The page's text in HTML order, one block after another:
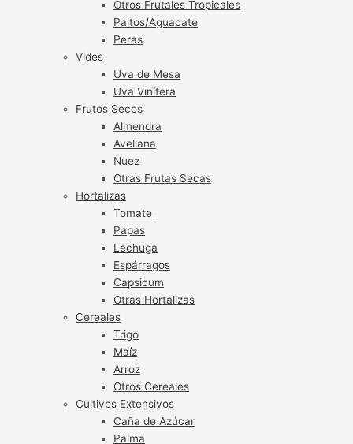
Otros Frutales Tropicales
Paltos/Aguacate
Peras
Vides
Uva de Mesa
Uva Vinífera
Frutos Secos
Almendra
Avellana
Nuez
Otras Frutas Secas
Hortalizas
Tomate
Papas
Lechuga
Espárragos
Capsicum
Otras Hortalizas
Cereales
Trigo
Maíz
Arroz
Otros Cereales
Cultivos Extensivos
Caña de Azúcar
Palma